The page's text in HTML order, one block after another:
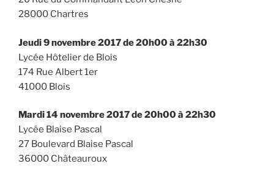
28000 Chartres
Jeudi 9 novembre 2017de 20h00 à 22h30
Lycée Hôtelier de Blois
174 Rue Albert 1er
41000 Blois
Mardi 14 novembre 2017de 20h00 à 22h30
Lycée Blaise Pascal
27 Boulevard Blaise Pascal
36000 Châteauroux